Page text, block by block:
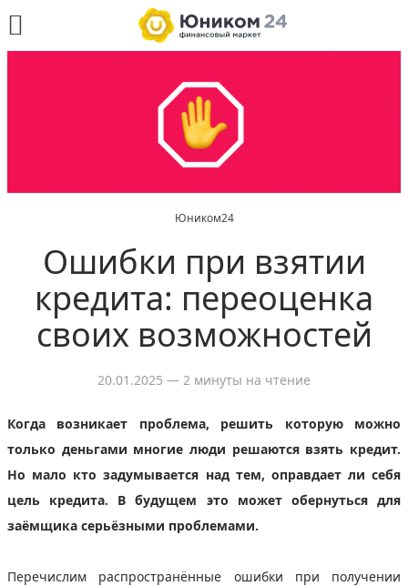
Юником24
Ошибки при взятии
кредита: переоценка
своих возможностей
20.01.2025 — 2 минуты на чтение
Когда возникает проблема, решить которую можно
только деньгами многие люди решаются взять кредит.
Но мало кто задумывается над тем, оправдает ли себя
цель кредита. В будущем это может обернуться для
заёмщика серьёзными проблемами.
Перечислим распространённые ошибки при получении